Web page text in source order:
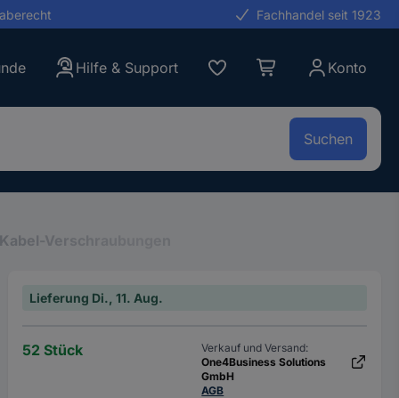
Fachhandel seit 1923
Hilfe & Support Konto
Suchen
Verschraubungen
Lieferung Di., 11. Aug.
52 Stück
Verkauf und Versand:
One4Business Solutions
GmbH
AGB